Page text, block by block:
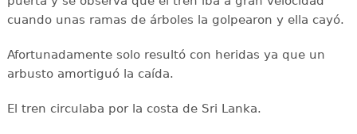
cuando unas ramas de árboles la golpearon y ella cayó.
Afortunadamente solo resultó con heridas ya que un
arbusto amortiguó la caída.
El tren circulaba por la costa de Sri Lanka.